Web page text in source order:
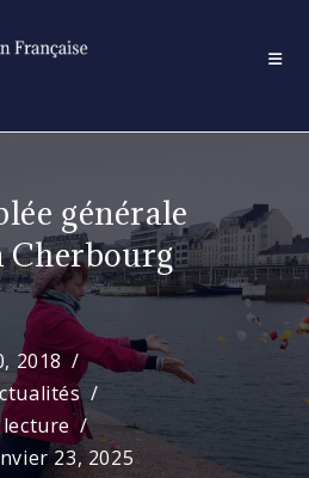
générale
Cherbourg
2018
23, 2025